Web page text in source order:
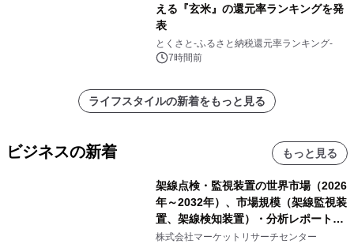
える『玄米』の還元率ランキングを発
表
とくさと-ふるさと納税還元率ランキング-
7時間前
ライフスタイルの新着をもっと見る
ビジネスの新着 もっと見る
架線点検・監視装置の世界市場（2026
年～2032年）、市場規模（架線監視装
置、架線検知装置）・分析レポートを
発表
株式会社マーケットリサーチセンター